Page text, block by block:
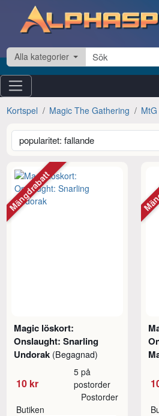
Hoppa till innehåll
Alla kategorier
Kortspel Magic The Gathering
Magic löskort:
Onslaught: Snarling
Undorak (Begagnad)
10 kr
5 på
postorder
Butiken
Postorder
Mängdrabatt